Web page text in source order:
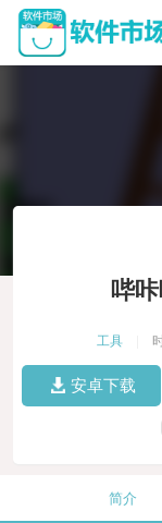
哔
工具
安卓下载
简介